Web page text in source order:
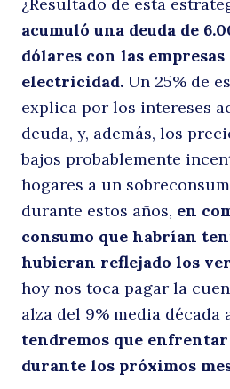
Buscar
acumuló una deuda de
dólares con las
electricidad. Un 25% de
explica por los intereses
deuda, y, además, los
bajos probablemente
hogares a un
durante estos años, en
consumo que habrían
hubieran reflejado los
hoy nos toca pagar la
alza del 9% media década
tendremos que enfrentar
durante los próximos